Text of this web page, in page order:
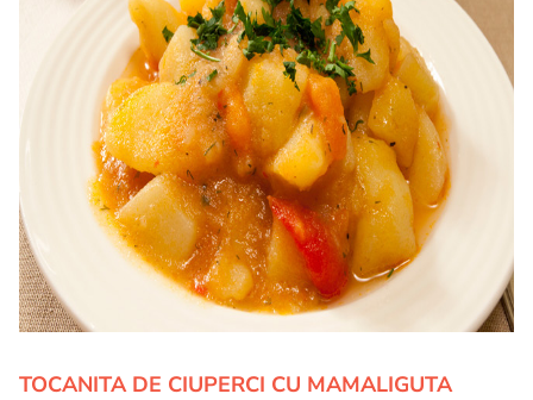
TOCANITA DE CIUPERCI CU MAMALIGUTA